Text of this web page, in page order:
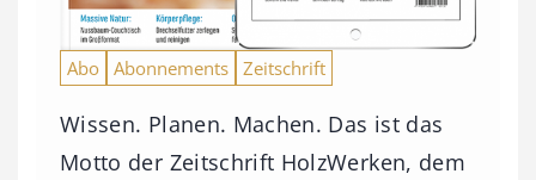
Abo Abonnements Zeitschrift
Wissen. Planen. Machen. Das ist das
Motto der Zeitschrift HolzWerken, dem